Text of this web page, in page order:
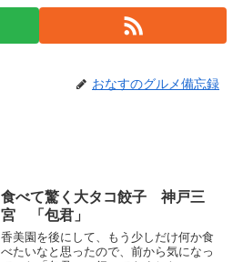
おなすのグルメ備忘録
食べて驚く大タコ餃子 神戸三
宮 「包君」
香美園を後にして、もう少しだけ何か食
べたいなと思ったので、前から気になっ